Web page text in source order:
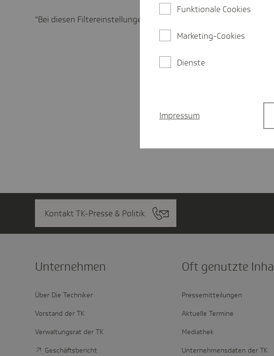
"Bei diesen Filtereinstellungen keine Treffer gefunden. Bitte
Kontakt TK-Presse & Politik
Unter­nehmen
Über Die Techniker
Vorstand der TK
Verwaltungsrat der TK
Geschäftsbericht
Oft genutzte
Pressemitteilungen
Aktuelle Termine
Mediathek
Unternehmensdaten der TK
Funktionale Cookies
Marketing-Cookies
Dienste
Impressum